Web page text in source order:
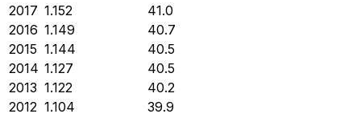
2017 1.152
41.0
2016 1.149
40.7
2015 1.144
40.5
2014 1.127
40.5
2013 1.122
40.2
2012 1.104
39.9